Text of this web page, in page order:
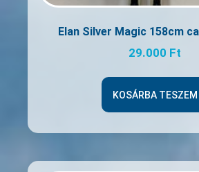
Elan Silver Magic 158cm
29.000 Ft
KOSÁRBA TESZEM